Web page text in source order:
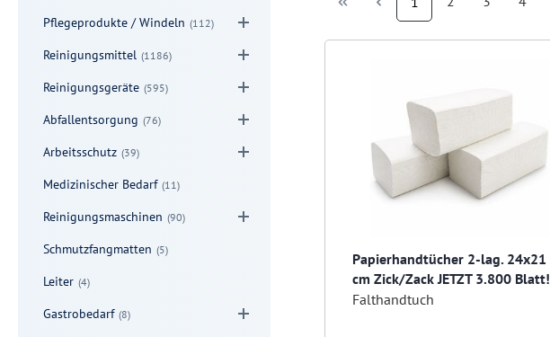
Pflegeprodukte / Windeln (112)
Reinigungsmittel (1186)
Reinigungsgeräte (595)
Abfallentsorgung (76)
Arbeitsschutz (39)
Medizinischer Bedarf (11)
Reinigungsmaschinen (90)
Schmutzfangmatten (5)
Leiter (4)
Gastrobedarf (8)
Papierhandtücher 2-lag. 24x21
cm Zick/Zack JETZT 3.800 Blatt!
Falthandtuch